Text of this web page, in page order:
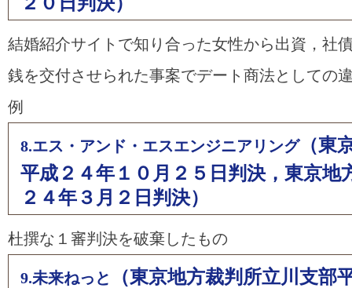
結婚紹介サイトで知り合った女性から出資，社
銭を交付させられた事案でデート商法としての
例
8.エス・アンド・エスエンジニアリング（東
平成２４年１０月２５日判決，東京地
２４年３月２日判決）
杜撰な１審判決を破棄したもの
9.未来ねっと
（東京地方裁判所立川支部